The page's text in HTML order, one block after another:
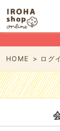
HOME ログ